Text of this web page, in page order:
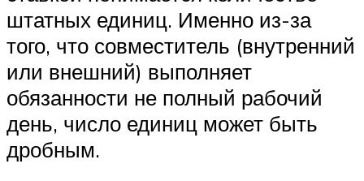
штатных единиц. Именно из-за
того, что совместитель (внутренний
или внешний) выполняет
обязанности не полный рабочий
день, число единиц может быть
дробным.